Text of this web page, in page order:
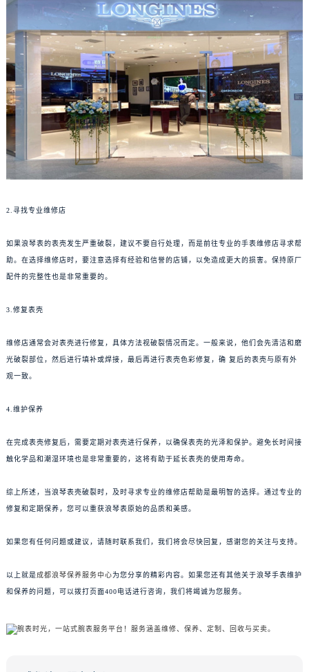
2.寻找专业维修店
如果浪琴表的表壳发生严重破裂，建议不要自行处理，而是前往专业的手表维修店寻求帮
助。在选择维修店时，要注意选择有经验和信誉的店铺，以免造成更大的损害。保持原厂
配件的完整性也是非常重要的。
3.修复表壳
维修店通常会对表壳进行修复，具体方法视破裂情况而定。一般来说，他们会先清洁和磨
光破裂部位，然后进行填补或焊接，最后再进行表壳色彩修复，确 复后的表壳与原有外
观一致。
4.维护保养
在完成表壳修复后，需要定期对表壳进行保养，以确保表壳的光泽和保护。避免长时间接
触化学品和潮湿环境也是非常重要的，这将有助于延长表壳的使用寿命。
综上所述，当浪琴表壳破裂时，及时寻求专业的维修店帮助是最明智的选择。通过专业的
修复和定期保养，您可以重获浪琴表原始的品质和美感。
如果您有任何问题或建议，请随时联系我们，我们将会尽快回复，感谢您的关注与支持。
以上就是成都浪琴保养服务中心为您分享的精彩内容。如果您还有其他关于浪琴手表维护
和保养的问题，可以拨打页面400电话进行咨询，我们将竭诚为您服务。